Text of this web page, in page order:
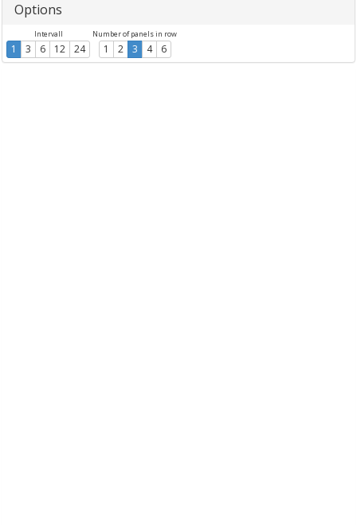
Options
Intervall
1 3 6 12 24
Number of panels in row
1 2 3 4 6